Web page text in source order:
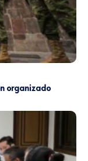
organizado